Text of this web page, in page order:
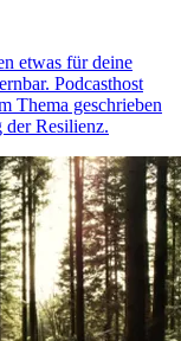
etwas für deine
Podcasthost
Thema geschrieben
der Resilienz.